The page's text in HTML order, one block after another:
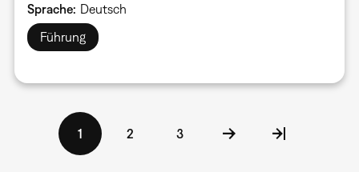
Sprache Deutsch
Führung
Aktuelle
Seite
1 Seite
2 Seite
3